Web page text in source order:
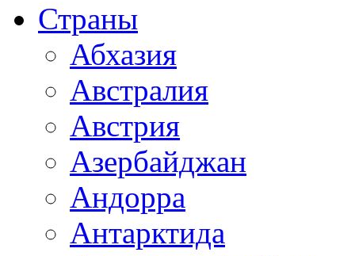
Страны
Абхазия
Австралия
Австрия
Азербайджан
Андорра
Антарктида